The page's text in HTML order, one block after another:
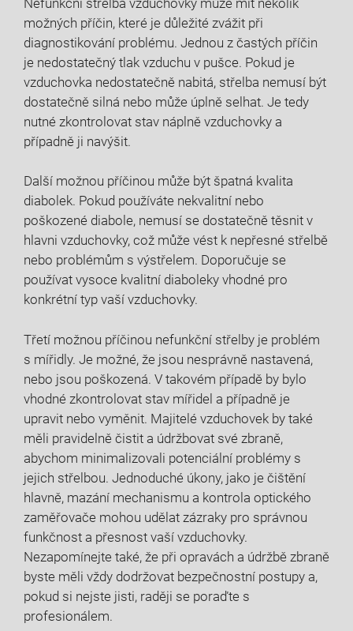
možných příčin, které je důležité zvážit při
diagnostikování problému. Jednou z častých příčin
je nedostatečný tlak vzduchu v pušce. Pokud je
vzduchovka nedostatečně nabitá, střelba nemusí být
dostatečně silná nebo může úplně selhat. Je tedy
nutné zkontrolovat stav náplně vzduchovky a
případně ji navýšit.
Další možnou příčinou může být špatná kvalita
diabolek. Pokud používáte nekvalitní nebo
poškozené diabole, nemusí se dostatečně těsnit v
hlavni vzduchovky, což může vést k nepřesné střelbě
nebo problémům s výstřelem. Doporučuje se
používat vysoce kvalitní diaboleky vhodné pro
konkrétní typ vaší vzduchovky.
Třetí možnou příčinou nefunkční střelby je problém
s mířidly. Je možné, že jsou nesprávně nastavená,
nebo jsou poškozená. V takovém případě by bylo
vhodné zkontrolovat stav mířidel a případně je
upravit nebo vyměnit. Majitelé vzduchovek by také
měli pravidelně čistit a údržbovat své zbraně,
abychom minimalizovali potenciální problémy s
jejich střelbou. Jednoduché úkony, jako je čištění
hlavně, mazání mechanismu a kontrola optického
zaměřovače mohou udělat zázraky pro správnou
funkčnost a přesnost vaší vzduchovky.
Nezapomínejte také, že při opravách a údržbě zbraně
byste měli vždy dodržovat bezpečnostní postupy a,
pokud si nejste jisti, raději se poraďte s
profesionálem.